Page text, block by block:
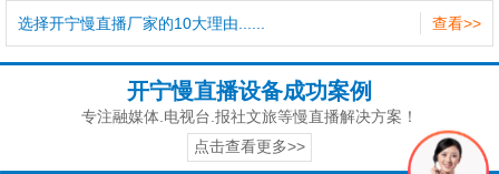
查看>>
选择开宁慢直播厂家的10大理由......
开宁慢直播设备成功案例
专注融媒体.电视台.报社文旅等慢直播解决方案！
点击查看更多>>